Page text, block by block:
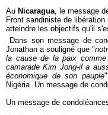
Au Nicaragua, le message
Front sandiniste de
atteindre les objectifs qu'il
Dans son message de
Jonathan a souligné que "
la cause de la paix
camarade Kim Jong-il a
économique de son peuple
Nigéria. Un message de
Un message de